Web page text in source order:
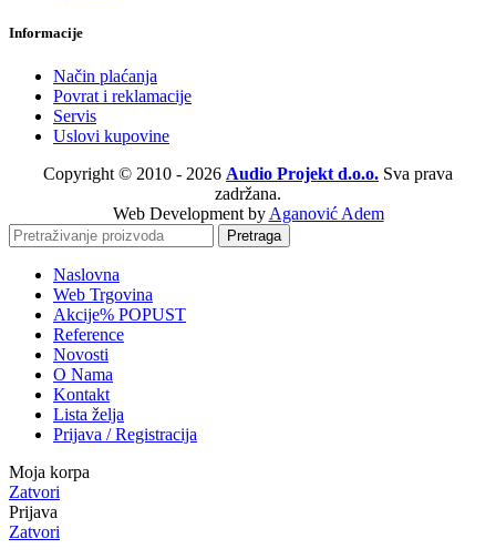
Informacije
Način plaćanja
Povrat i reklamacije
Servis
Uslovi kupovine
Copyright © 2010 - 2026 Audio Projekt d.o.o. Sva prava
zadržana.
Web Development by Aganović Adem
Pretraga
Naslovna
Web Trgovina
Akcije% POPUST
Reference
Novosti
O Nama
Kontakt
Lista želja
Prijava / Registracija
Moja korpa
Zatvori
Prijava
Zatvori